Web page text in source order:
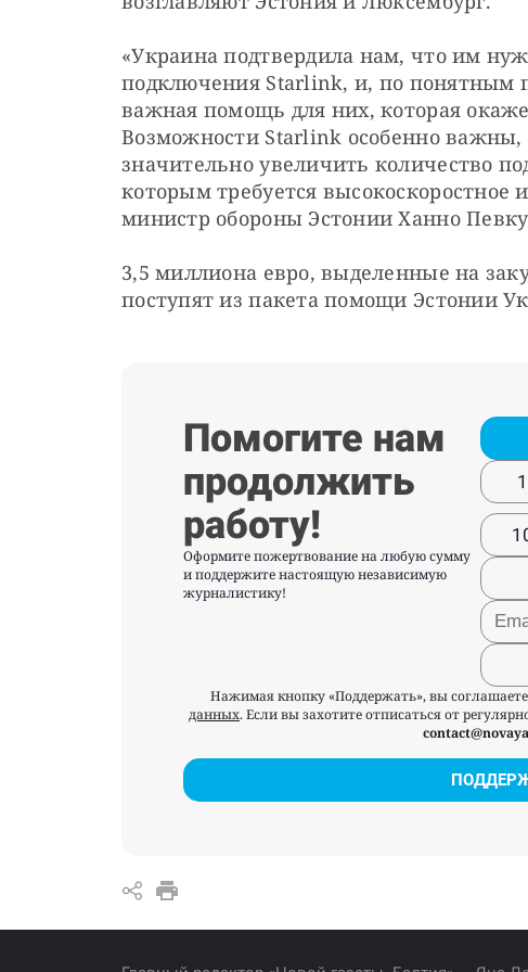
«Украина подтвердила нам, что им
подключения Starlink, и, по понятным
важная помощь для них, которая
Возможности Starlink особенно
значительно увеличить количество
которым требуется высокоскоростное
министр обороны Эстонии Ханно
3,5 миллиона евро, выделенные на
поступят из пакета помощи Эстонии
Помогите нам
продолжить
работу!
Оформите пожертвование на любую сумму
и поддержите настоящую независимую
журналистику!
Нажимая кнопку «Поддержать», вы
данных. Если вы захотите отписаться от